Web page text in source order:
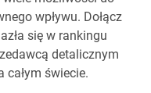
wpływu. Dołącz
się w rankingu
detalicznym
całym świecie.